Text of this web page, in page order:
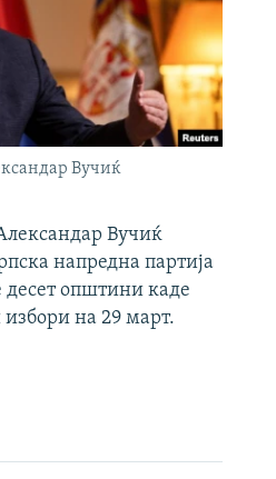
Вучиќ
Вучиќ
напредна партија
десет општини каде
на 29 март.